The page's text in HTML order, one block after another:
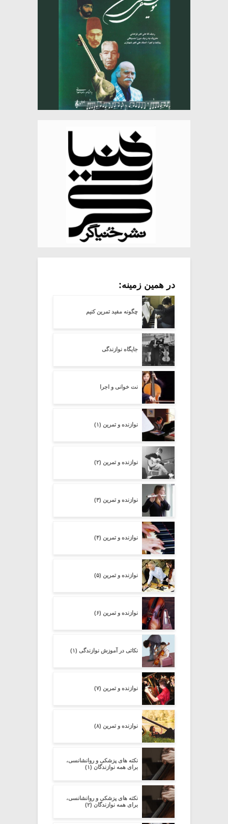
در همین زمینه:
چگونه مفید تمرین کنیم
جایگاه نوازندگی
نت خوانی و اجرا
نوازنده و تمرین (۱)
نوازنده و تمرین (۲)
نوازنده و تمرین (۳)
نوازنده و تمرین (۴)
نوازنده و تمرین (۵)
نوازنده و تمرین (۶)
نکاتی در آموزش نوازندگی (۱)
نوازنده و تمرین (۷)
نوازنده و تمرین (۸)
نکته های پزشکی و روانشانسی،
برای همه نوازندگان (۱)
نکته های پزشکی و روانشانسی،
برای همه نوازندگان (۲)